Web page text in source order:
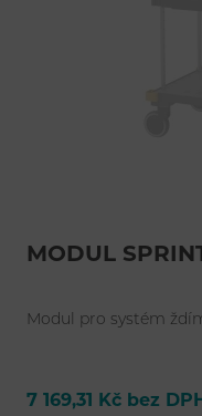
MODUL
Modul pro systém
7 169,31 Kč bez DPH